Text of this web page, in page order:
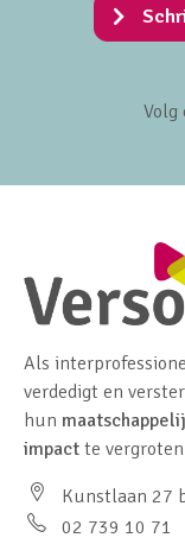
Volg
Als
verdedigt en
hun
impact te
Kunstlaan 27
02 739 10 71